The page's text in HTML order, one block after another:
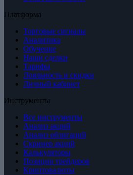
Платформа
Торговые сигналы
Аналитика
Обучение
Наши сделки
Тарифы
Лояльность и скидки
Личный кабинет
Инструменты
Все инструменты
Анализ акций
Анализ облигаций
Скринер акций
Калькуляторы
Позиции трейдеров
Криптовалюты